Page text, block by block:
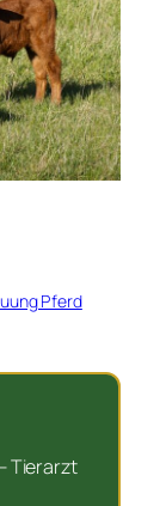
Pferd
Tierarzt